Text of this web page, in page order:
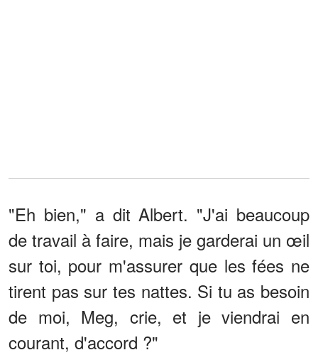
"Eh bien," a dit Albert. "J'ai beaucoup
de travail à faire, mais je garderai un œil
sur toi, pour m'assurer que les fées ne
tirent pas sur tes nattes. Si tu as besoin
de moi, Meg, crie, et je viendrai en
courant, d'accord ?"